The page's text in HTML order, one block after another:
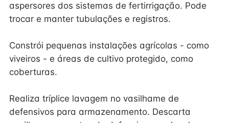
aspersores dos sistemas de fertirrigação. Pode
trocar e manter tubulações e registros.
Constrói pequenas instalações agrícolas - como
viveiros - e áreas de cultivo protegido, como
coberturas.
Realiza tríplice lavagem no vasilhame de
defensivos para armazenamento. Descarta